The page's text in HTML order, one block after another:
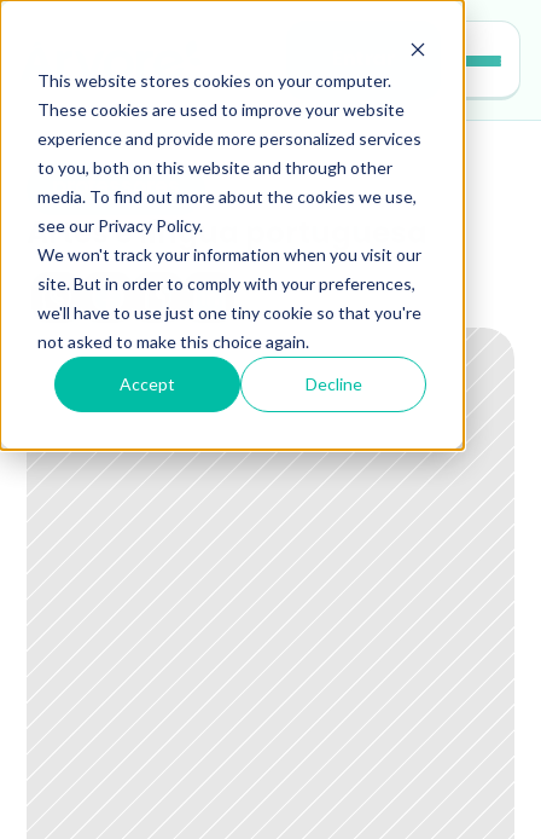
This website stores cookies on your computer.
These cookies are used to improve your website
experience and provide more personalized services
to you, both on this website and through other
media. To find out more about the cookies we use,
see our Privacy Policy.
We won't track your information when you visit our
site. But in order to comply with your preferences,
we'll have to use just one tiny cookie so that you're
not asked to make this choice again.
Accept Decline
professores
Artes e língua portuguesa